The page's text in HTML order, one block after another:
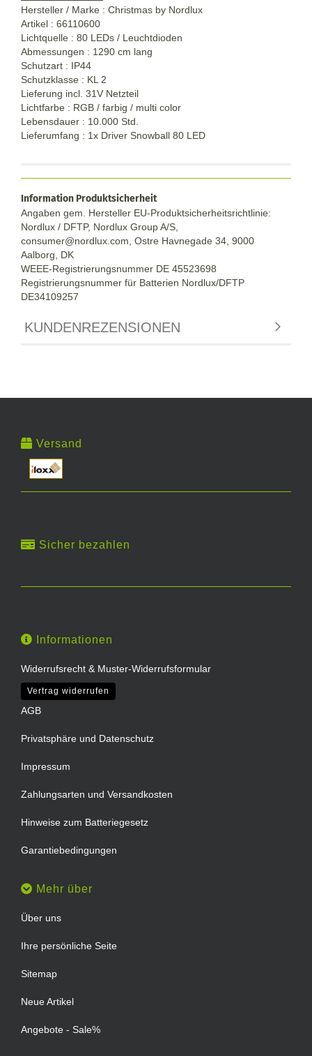
Hersteller / Marke : Christmas by Nordlux
Artikel : 66110600
Lichtquelle : 80 LEDs / Leuchtdioden
Abmessungen : 1290 cm lang
Schutzart : IP44
Schutzklasse : KL 2
Lieferung incl. 31V Netzteil
Lichtfarbe : RGB / farbig / multi color
Lebensdauer : 10.000 Std.
Lieferumfang : 1x Driver Snowball 80 LED
Information Produktsicherheit
Angaben gem. Hersteller EU-Produktsicherheitsrichtlinie:
Nordlux / DFTP, Nordlux Group A/S,
consumer@nordlux.com, Ostre Havnegade 34, 9000
Aalborg, DK
WEEE-Registrierungsnummer DE 45523698
Registrierungsnummer für Batterien Nordlux/DFTP
DE34109257
KUNDENREZENSIONEN
Versand
Sicher bezahlen
Informationen
Widerrufsrecht & Muster-Widerrufsformular
Vertrag widerrufen
AGB
Privatsphäre und Datenschutz
Impressum
Zahlungsarten und Versandkosten
Hinweise zum Batteriegesetz
Garantiebedingungen
Mehr über
Über uns
Ihre persönliche Seite
Sitemap
Neue Artikel
Angebote - Sale%